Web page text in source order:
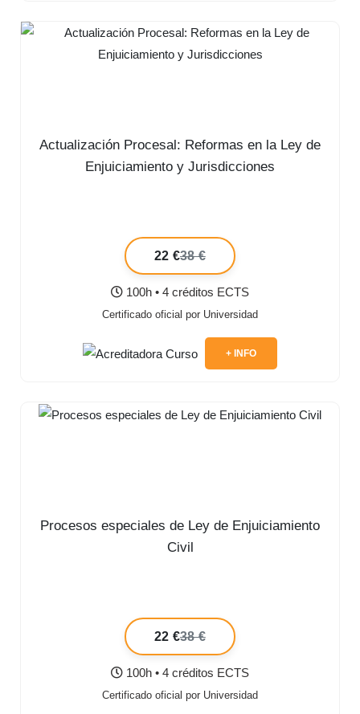
Actualización Procesal: Reformas en la Ley de
Enjuiciamiento y Jurisdicciones
22 €38 €
100h • 4 créditos ECTS
Certificado oficial por Universidad
+ INFO
Procesos especiales de Ley de Enjuiciamiento
Civil
22 €38 €
100h • 4 créditos ECTS
Certificado oficial por Universidad